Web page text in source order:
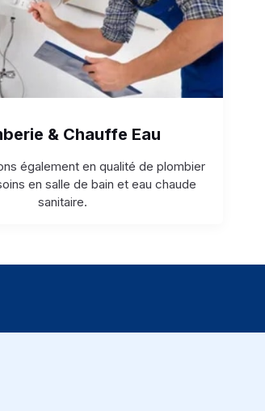
& Chauffe Eau
également en qualité de plombier
en salle de bain et eau chaude
sanitaire.